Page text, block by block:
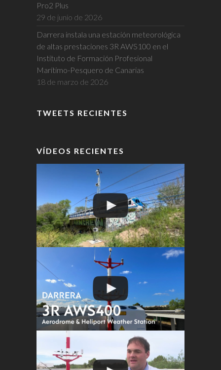
Pro2 Plus
29 de junio de 2026
Darrera instala una estación meteorológica
de altas prestaciones 3R AWS100 en el
Instituto de Formación Profesional
Marítimo-Pesquero de Canarias
18 de marzo de 2026
TWEETS RECIENTES
VÍDEOS RECIENTES